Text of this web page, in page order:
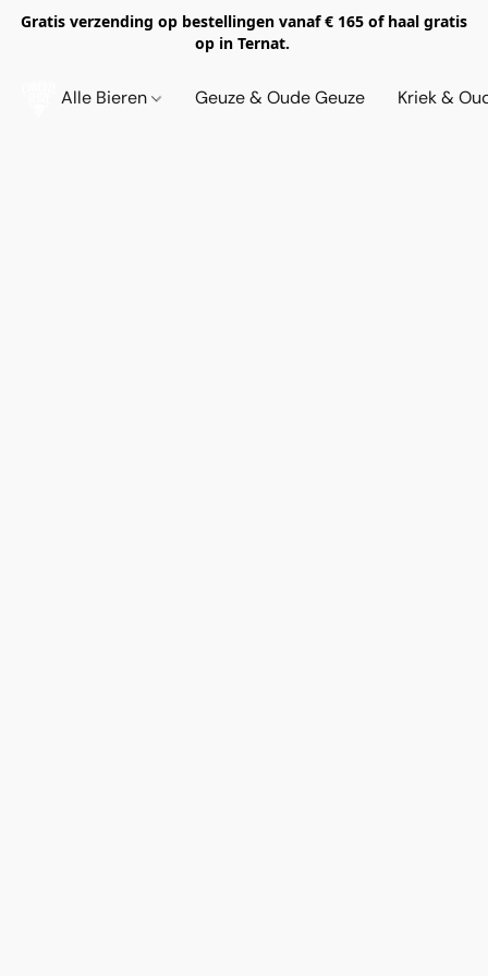
Gratis verzending op bestellingen vanaf € 165 of haal gratis
op in Ternat.
Alle Bieren Geuze & Oude Geuze Kriek &